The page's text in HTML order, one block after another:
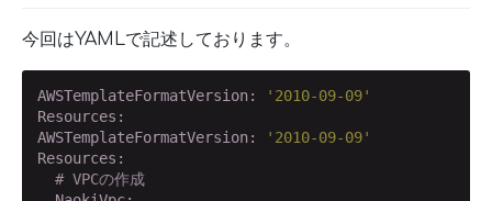
今回はYAMLで記述しております。
AWSTemplateFormatVersion:
'2010-09-09'
Resources:
AWSTemplateFormatVersion:
'2010-09-09'
Resources:
# VPCの作成